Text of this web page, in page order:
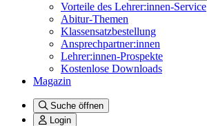
Vorteile des Lehrer:innen-Service
Abitur-Themen
Klassensatzbestellung
Ansprechpartner:innen
Lehrer:innen-Prospekte
Kostenlose Downloads
Magazin
Suche öffnen
Login